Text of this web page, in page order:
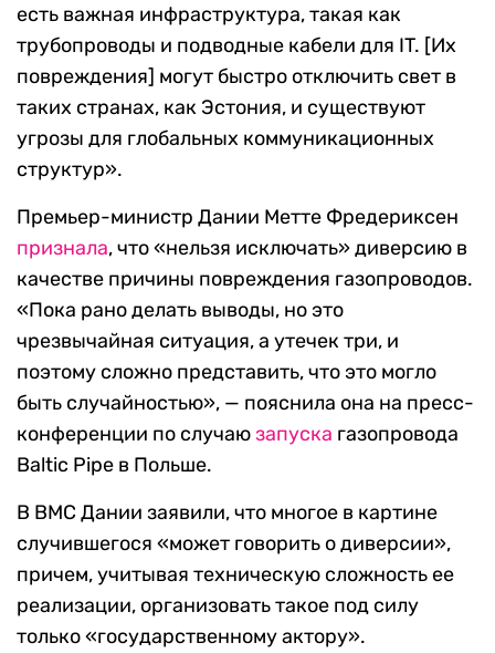
есть важная инфраструктура, такая как
трубопроводы и подводные кабели для IT. [Их
повреждения] могут быстро отключить свет в
таких странах, как Эстония, и существуют
угрозы для глобальных коммуникационных
структур».
Премьер-министр Дании Метте Фредериксен
признала, что «нельзя исключать» диверсию в
качестве причины повреждения газопроводов.
«Пока рано делать выводы, но это
чрезвычайная ситуация, а утечек три, и
поэтому сложно представить, что это могло
быть случайностью», — пояснила она на пресс-
конференции по случаюзапуска газопровода
Baltic Pipe в Польше.
В ВМС Дании заявили, что многое в картине
случившегося «может говорить о диверсии»,
причем, учитывая техническую сложность ее
реализации, организовать такое под силу
только «государственному актору».